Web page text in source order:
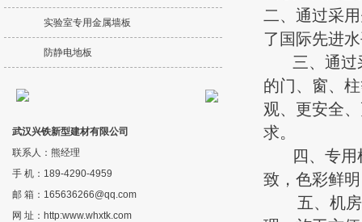
实验室专用金属墙板
防静电地板
武汉兴铁新型建材有限公司
联系人：熊经理
手 机：189-4290-4959
邮 箱：165636266@qq.com
网 址：http:www.whxtk.com
二、通过采
了国际先进
三、通过采
的门、窗、
观、更安全
求。
四、专用机
致，色彩鲜
五、机房